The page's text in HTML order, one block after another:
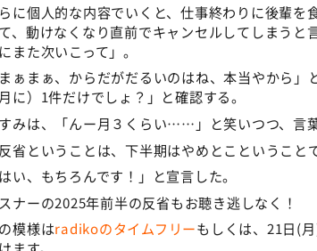
に個人的な内容でいくと、仕事終わりに後輩
、動けなくなり直前でキャンセルしてしまうと
また次いこって」。
まぁまぁ、からだがだるいのはね、本当やから
月に）1件だけでしょ？」と確認する。
みは、「んー月３くらい……」と笑いつつ、言
反省ということは、下半期はやめとこというこ
はい、もちろんです！」と宣言した。
ナーの2025年前半の反省もお聴き逃しなく！
模様はradikoのタイムフリーもしくは、21日(